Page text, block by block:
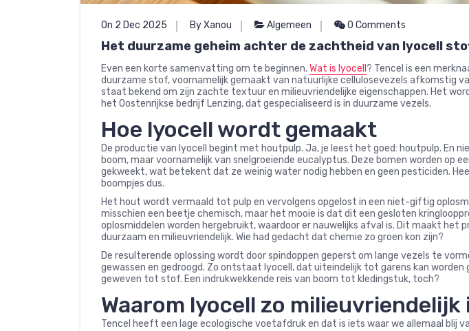
On 2 Dec 2025 By Xanou Algemeen 0 Comments
Het duurzame geheim achter de zachtheid van lyocell
Even een korte samenvatting om te beginnen. Wat is lyocell ? Tencel is een
duurzame stof, voornamelijk gemaakt van natuurlijke cellulosevezels afkomstig
staat bekend om zijn zachte textuur en milieuvriendelijke eigenschappen. Het
het Oostenrijkse bedrijf Lenzing, dat gespecialiseerd is in duurzame vezels.
Hoe lyocell wordt gemaakt
De productie van lyocell begint met houtpulp. Ja, je leest het goed: houtpulp. En
boom, maar voornamelijk van snelgroeiende eucalyptus. Deze bomen worden op
gekweekt, wat betekent dat ze weinig water nodig hebben en geen pesticiden.
boompjes dus.
Het hout wordt vermaald tot pulp en vervolgens opgelost in een niet-giftig
misschien een beetje chemisch, maar het mooie is dat dit een gesloten
oplosmiddelen worden hergebruikt, waardoor er nauwelijks afval is. Dit maakt het
duurzaam en milieuvriendelijk. Wie had gedacht dat chemie zo groen kon zijn?
De resulterende oplossing wordt door spindoppen geperst om lange vezels te
gewassen en gedroogd. Zo ontstaat lyocell, dat uiteindelijk tot garens kan worden
geweven tot stof. Een indrukwekkende reis van boom tot kledingstuk, toch?
Waarom lyocell zo milieuvriendelijk
Tencel heeft een lage ecologische voetafdruk en dat is iets waar we allemaal blij